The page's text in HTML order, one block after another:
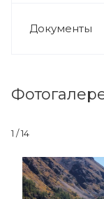
Документы
1 / 14